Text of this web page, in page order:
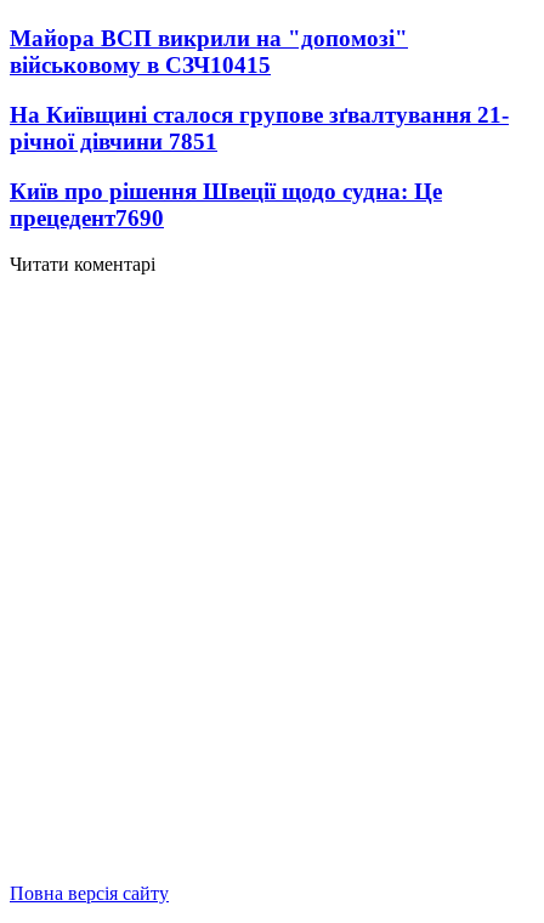
Майора ВСП викрили на "допомозі"
військовому в СЗЧ10415
На Київщині сталося групове зґвалтування 21-
річної дівчини 7851
Київ про рішення Швеції щодо судна: Це
прецедент7690
Читати коментарі
Повна версія сайту